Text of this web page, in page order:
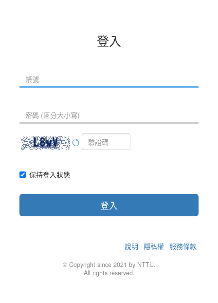
登入
保持登入狀態
登入
說明 隱私權 服務條款
© Copyright since 2021 by NTTU.
All rights reserved.